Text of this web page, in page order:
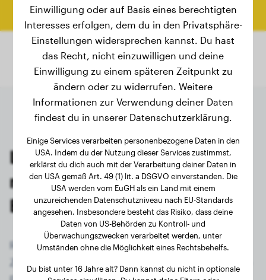
Endgewicht berechnen
Letzte Wiegungen von
registrierten Pekinese-
Besitzern
Registriere dich jetzt kostenlos und erhalte
Zugriff auf alle 30 registrierten Hunde der Rasse
Einwilligung oder auf Basis eines berechtigten
Interesses erfolgen, dem du in den Privatsphäre-
Einstellungen widersprechen kannst. Du hast
das Recht, nicht einzuwilligen und deine
Einwilligung zu einem späteren Zeitpunkt zu
ändern oder zu widerrufen. Weitere
Informationen zur Verwendung deiner Daten
findest du in unserer Datenschutzerklärung.
Einige Services verarbeiten personenbezogene Daten in den
USA. Indem du der Nutzung dieser Services zustimmst,
erklärst du dich auch mit der Verarbeitung deiner Daten in
den USA gemäß Art. 49 (1) lit. a DSGVO einverstanden. Die
USA werden vom EuGH als ein Land mit einem
unzureichenden Datenschutzniveau nach EU-Standards
angesehen. Insbesondere besteht das Risiko, dass deine
Daten von US-Behörden zu Kontroll- und
Überwachungszwecken verarbeitet werden, unter
Umständen ohne die Möglichkeit eines Rechtsbehelfs.
Du bist unter 16 Jahre alt? Dann kannst du nicht in optionale